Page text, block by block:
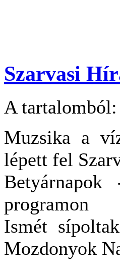
Szarvasi
A tartalomból:
Muzsika a
lépett fel
programon
Ismét
Mozdonyok